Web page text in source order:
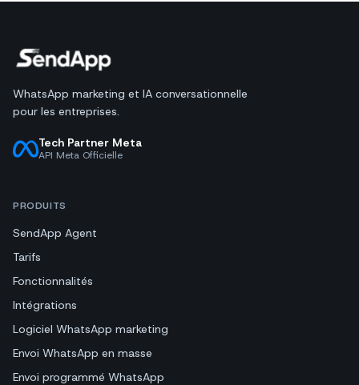
WhatsApp marketing et IA conversationnelle
pour les entreprises.
Tech Partner Meta
API Meta Officielle
PRODUITS
SendApp Agent
Tarifs
Fonctionnalités
Intégrations
Logiciel WhatsApp marketing
Envoi WhatsApp en masse
Envoi programmé WhatsApp